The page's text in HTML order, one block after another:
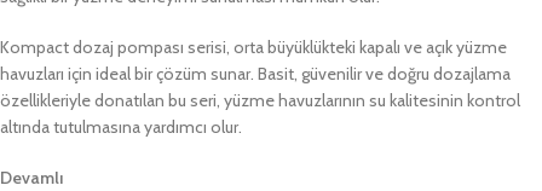
Kompact dozaj pompası serisi, orta büyüklükteki kapalı ve açık yüzme
havuzları için ideal bir çözüm sunar. Basit, güvenilir ve doğru dozajlama
özellikleriyle donatılan bu seri, yüzme havuzlarının su kalitesinin kontrol
altında tutulmasına yardımcı olur.
Devamlı